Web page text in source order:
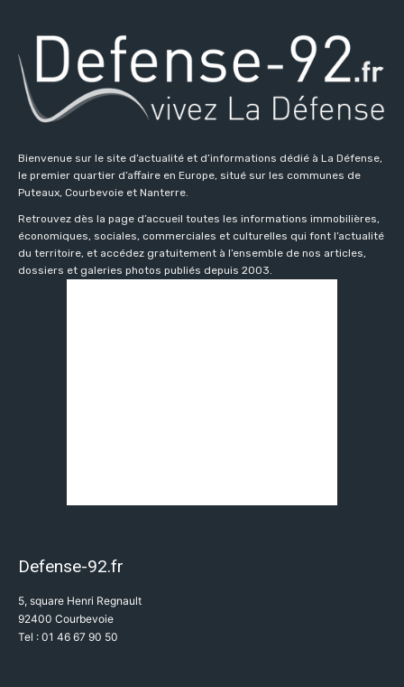
Bienvenue sur le site d’actualité et d’informations dédié à La Défense,
le premier quartier d’affaire en Europe, situé sur les communes de
Puteaux, Courbevoie et Nanterre.
Retrouvez dès la page d’accueil toutes les informations immobilières,
économiques, sociales, commerciales et culturelles qui font l’actualité
du territoire, et accédez gratuitement à l’ensemble de nos articles,
dossiers et galeries photos publiés depuis 2003.
Defense-92.fr
5, square Henri Regnault
92400 Courbevoie
Tel : 01 46 67 90 50